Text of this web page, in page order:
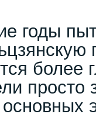
годы
более
просто